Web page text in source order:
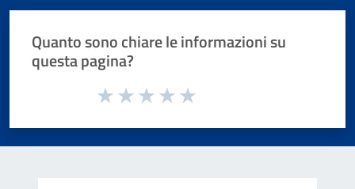
Quanto sono chiare le informazioni su
questa pagina?
Valuta da 1 a 5 stelle la pagina